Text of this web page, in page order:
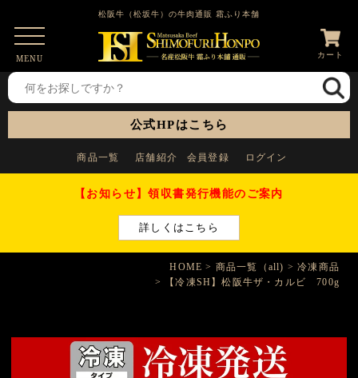
松阪牛（松坂牛）の牛肉通販 霜ふり本舗
カート
MENU
公式HPはこちら
商品一覧 店舗紹介 会員登録 ログイン
【お知らせ】領収書発行機能のご案内
詳しくはこちら
HOME 商品一覧（all)
冷凍商品
【冷凍SH】松阪牛ザ・カルビ 700g